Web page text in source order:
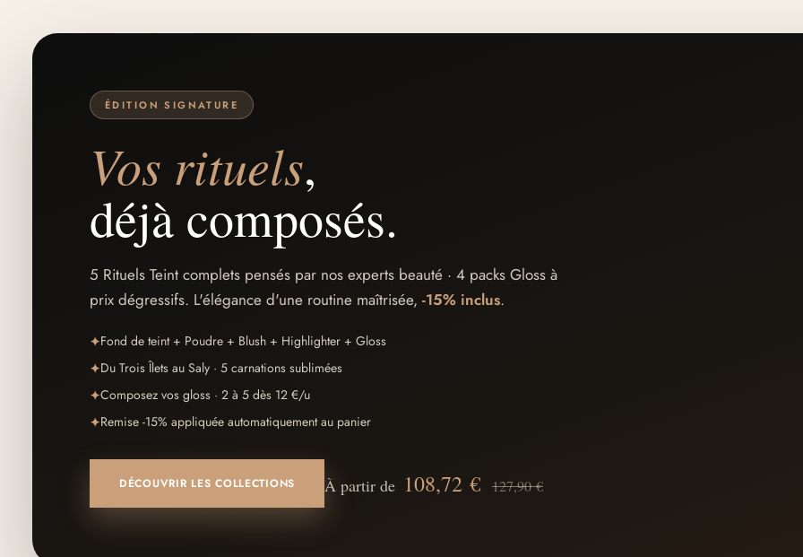
ÉDITION SIGNATURE
Vos rituels,
déjà composés.
5 Rituels Teint complets pensés par nos experts beauté · 4 packs Gloss à
prix dégressifs. L'élégance d'une routine maîtrisée, -15% inclus.
✦Fond de teint + Poudre + Blush + Highlighter + Gloss
✦Du Trois Îlets au Saly · 5 carnations sublimées
✦Composez vos gloss · 2 à 5 dès 12 €/u
✦Remise -15% appliquée automatiquement au panier
DÉCOUVRIR LES COLLECTIONS À partir de 108,72 € 127,90 €